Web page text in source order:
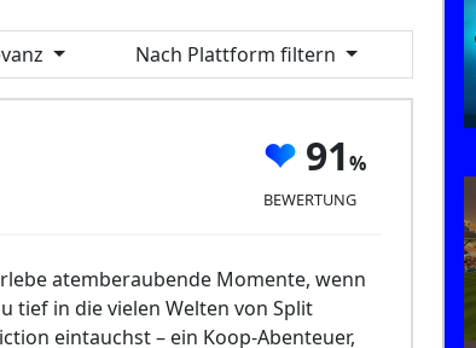
Nach Plattform filtern
91
BEWERTUNG
atemberaubende Momente, wenn
tief in die vielen Welten von Split
eintauchst – ein Koop-Abenteuer,